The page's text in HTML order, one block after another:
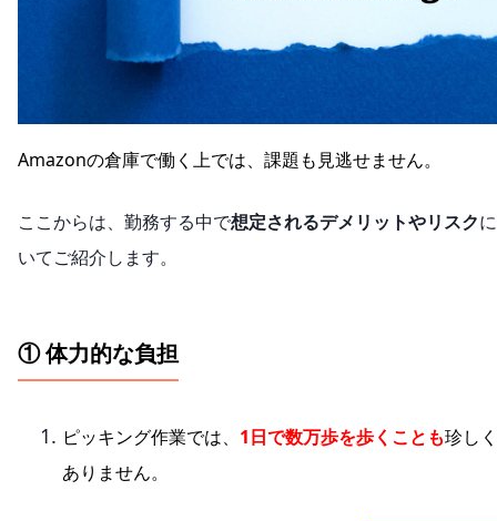
Amazonの倉庫で働く上では、課題も見逃せません。
ここからは、勤務する中で想定されるデメリットやリスク
いてご紹介します。
① 体力的な負担
ピッキング作業では、 1日で数万歩を歩くことも珍しく
ありません。